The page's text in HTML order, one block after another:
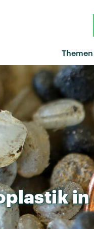
Themen
in